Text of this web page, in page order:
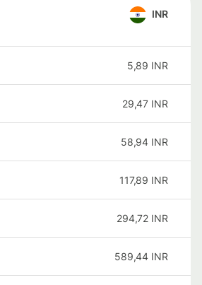
INR
5,89 INR
29,47 INR
58,94 INR
117,89 INR
294,72 INR
589,44 INR